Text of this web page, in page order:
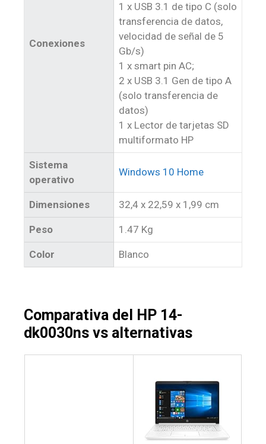
Conexiones
1 x USB 3.1 de tipo C (solo
transferencia de datos,
velocidad de señal de 5
Gb/s)
1 x smart pin AC;
2 x USB 3.1 Gen de tipo A
(solo transferencia de
datos)
1 x Lector de tarjetas SD
multiformato HP
Sistema
operativo
Windows 10 Home
Dimensiones 32,4 x 22,59 x 1,99 cm
Peso 1.47 Kg
Color Blanco
Comparativa del HP 14-
dk0030ns vs alternativas